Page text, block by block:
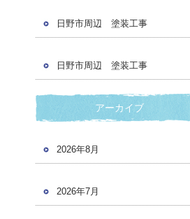
日野市周辺 塗装工事
日野市周辺 塗装工事
アーカイブ
2026年8月
2026年7月